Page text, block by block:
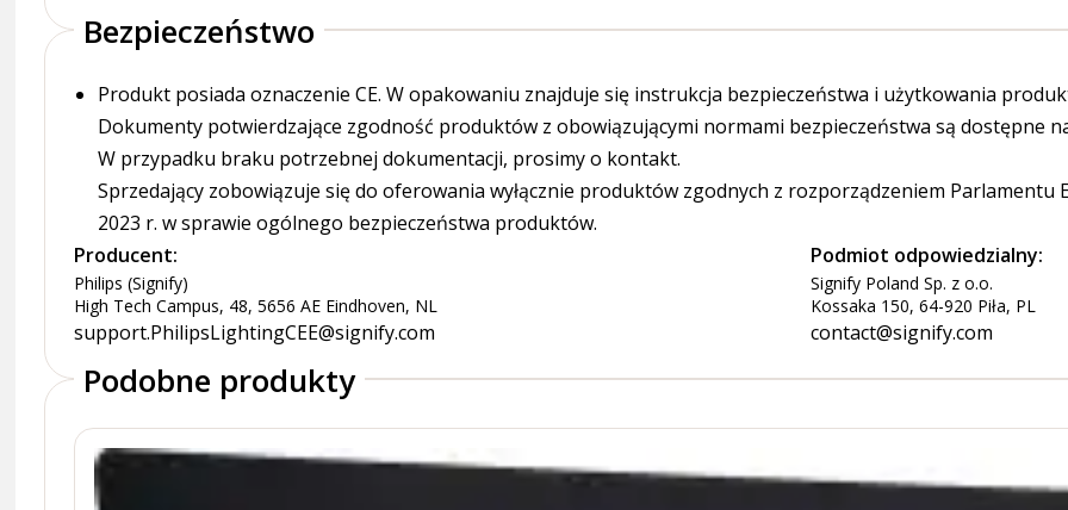
Bezpieczeństwo
Produkt posiada oznaczenie CE. W opakowaniu znajduje się instrukcja bezpieczeństwa i użytkowania
Dokumenty potwierdzające zgodność produktów z obowiązującymi normami bezpieczeństwa są dostępne
W przypadku braku potrzebnej dokumentacji, prosimy o kontakt.
Sprzedający zobowiązuje się do oferowania wyłącznie produktów zgodnych z rozporządzeniem Parlamentu
2023 r. w sprawie ogólnego bezpieczeństwa produktów.
Producent:
Philips (Signify)
High Tech Campus, 48, 5656 AE Eindhoven, NL
support.PhilipsLightingCEE@signify.com
Podmiot odpowiedzialny:
Signify Poland Sp. z o.o.
Kossaka 150, 64-920 Piła, PL
contact@signify.com
Podobne produkty